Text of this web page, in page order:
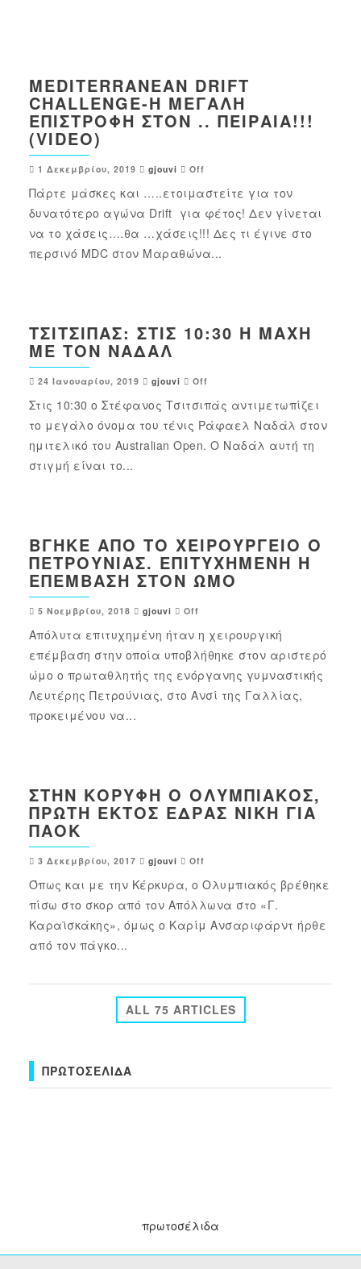
MEDITERRANEAN DRIFT
CHALLENGE-Η ΜΕΓΆΛΗ
ΕΠΙΣΤΡΟΦΉ ΣΤΟΝ .. ΠΕΙΡΑΙΆ!!!
(VIDEO)
1 Δεκεμβρίου, 2019 gjouvi Off
Πάρτε μάσκες και …..ετοιμαστείτε για τον
δυνατότερο αγώνα Drift για φέτος! Δεν γίνεται
να το χάσεις….θα …χάσεις!!! Δες τι έγινε στο
περσινό MDC στον Μαραθώνα...
ΤΣΙΤΣΙΠΆΣ: ΣΤΙΣ 10:30 Η ΜΆΧΗ
ΜΕ ΤΟΝ ΝΑΔΆΛ
24 Ιανουαρίου, 2019 gjouvi Off
Στις 10:30 ο Στέφανος Τσιτσιπάς αντιμετωπίζει
το μεγάλο όνομα του τένις Ράφαελ Ναδάλ στον
ημιτελικό του Australian Open. Ο Ναδάλ αυτή τη
στιγμή είναι το...
ΒΓΉΚΕ ΑΠΌ ΤΟ ΧΕΙΡΟΥΡΓΕΊΟ Ο
ΠΕΤΡΟΎΝΙΑΣ. ΕΠΙΤΥΧΗΜΈΝΗ Η
ΕΠΈΜΒΑΣΗ ΣΤΟΝ ΏΜΟ
5 Νοεμβρίου, 2018 gjouvi Off
Απόλυτα επιτυχημένη ήταν η χειρουργική
επέμβαση στην οποία υποβλήθηκε στον αριστερό
ώμο ο πρωταθλητής της ενόργανης γυμναστικής
Λευτέρης Πετρούνιας, στο Ανσί της Γαλλίας,
προκειμένου να...
ΣΤΗΝ ΚΟΡΥΦΉ Ο ΟΛΥΜΠΙΑΚΌΣ,
ΠΡΏΤΗ ΕΚΤΌΣ ΈΔΡΑΣ ΝΊΚΗ ΓΙΑ
ΠΑΟΚ
3 Δεκεμβρίου, 2017 gjouvi Off
Όπως και με την Κέρκυρα, ο Ολυμπιακός βρέθηκε
πίσω στο σκορ από τον Απόλλωνα στο «Γ.
Καραϊσκάκης», όμως ο Καρίμ Ανσαριφάρντ ήρθε
από τον πάγκο...
ALL 75 ARTICLES
ΠΡΩΤΟΣΈΛΙΔΑ
πρωτοσέλιδα